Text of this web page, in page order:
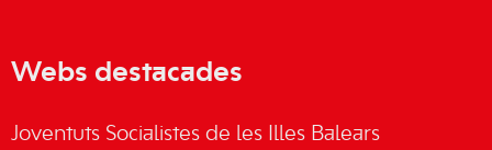
Webs destacades
Joventuts Socialistes de les Illes Balears